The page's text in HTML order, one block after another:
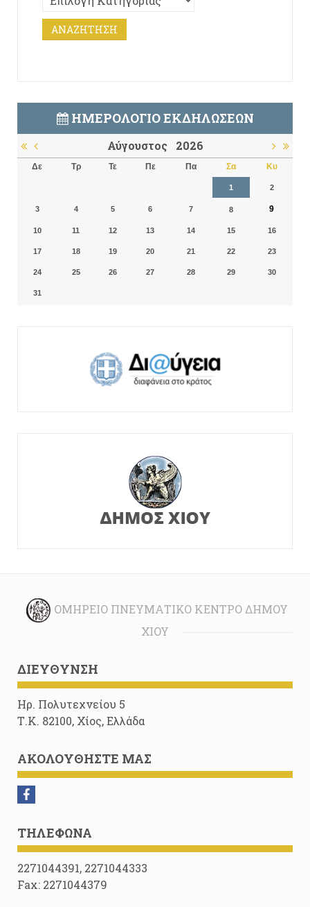
ΗΜΕΡΟΛΌΓΙΟ ΕΚΔΗΛΏΣΕΩΝ
Αύγουστος 2026
Δε Τρ Τε Πε Πα Σα Κυ
1 2
3 4 5 6 7 8 9
10 11 12 13 14 15 16
17 18 19 20 21 22 23
24 25 26 27 28 29 30
31
ΟΜΉΡΕΙΟ ΠΝΕΥΜΑΤΙΚΌ ΚΈΝΤΡΟ ΔΉΜΟΥ
ΧΊΟΥ
ΔΙΕΎΘΥΝΣΗ
Ηρ. Πολυτεχνείου 5
Τ.Κ. 82100, Χίος, Ελλάδα
ΑΚΟΛΟΥΘΉΣΤΕ ΜΑΣ
ΤΗΛΈΦΩΝΑ
2271044391, 2271044333
Fax: 2271044379